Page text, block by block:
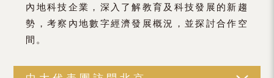
內地科技企業，深入了解教育及科技發展的新趨
勢，考察內地數字經濟發展概況，並探討合作空
間。